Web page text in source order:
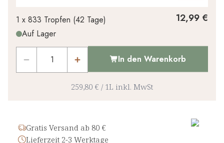
Ihr persönlicher Rabatt
1x
1 x 833 Tropfen (42 Tage)
Auf Lager
12,99 €
In den Warenkorb
259,80 € / 1L inkl. MwSt
Gratis Versand ab 80 €
Lieferzeit 2-3 Werktage